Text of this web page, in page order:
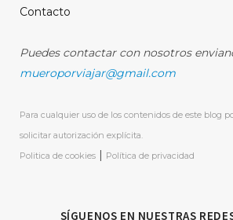
Contacto
Puedes contactar con nosotros
mueroporviajar@gmail.com
Para cualquier uso de los contenidos de este blog
solicitar autorización explícita.
Politica de cookies
Política de privacidad
SÍGUENOS EN NUESTRAS